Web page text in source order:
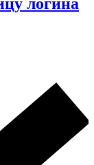
логина